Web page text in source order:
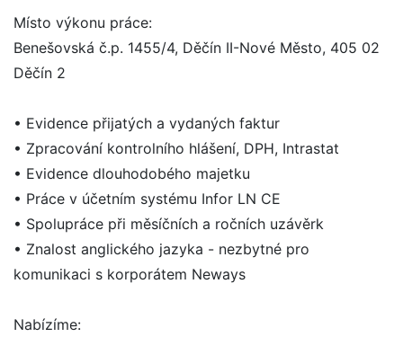
Místo výkonu práce:
Benešovská č.p. 1455/4, Děčín II-Nové Město, 405 02
Děčín 2
• Evidence přijatých a vydaných faktur
• Zpracování kontrolního hlášení, DPH, Intrastat
• Evidence dlouhodobého majetku
• Práce v účetním systému Infor LN CE
• Spolupráce při měsíčních a ročních uzávěrk
• Znalost anglického jazyka - nezbytné pro
komunikaci s korporátem Neways
Nabízíme: